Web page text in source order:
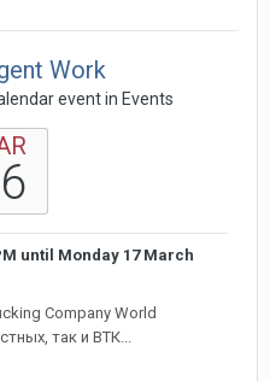
Work
event in Events
until Monday 17 March
Company World
так и ВТК...